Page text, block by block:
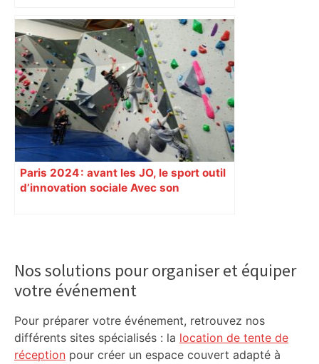
vivant avec des troubles psychiques,
des soignants et des cyclotouristes.
« La Croix » a participé en septembre à
sa septième édition, du Mont-Saint-
Michel à Toulouse.
Paris 2024 : avant les JO, le sport outil
d’innovation sociale Avec son
Exemple à Toulouse et à Tarbes, avec
l’escalade qui espère dépasser le mur
d’indifférence des quartiers populaires.
Sidebar
Nos solutions pour organiser et équiper
votre événement
Pour préparer votre événement, retrouvez nos
différents sites spécialisés : la location de tente de
réception pour créer un espace couvert adapté à